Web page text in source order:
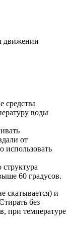
движении
воды
от
использовать
60 градусов.
скатывается) и
без
при температуре